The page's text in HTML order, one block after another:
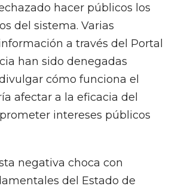
hacer públicos los
del sistema. Varias
a través del Portal
han sido denegadas
cómo funciona el
afectar a la eficacia del
intereses públicos
negativa choca con
del Estado de